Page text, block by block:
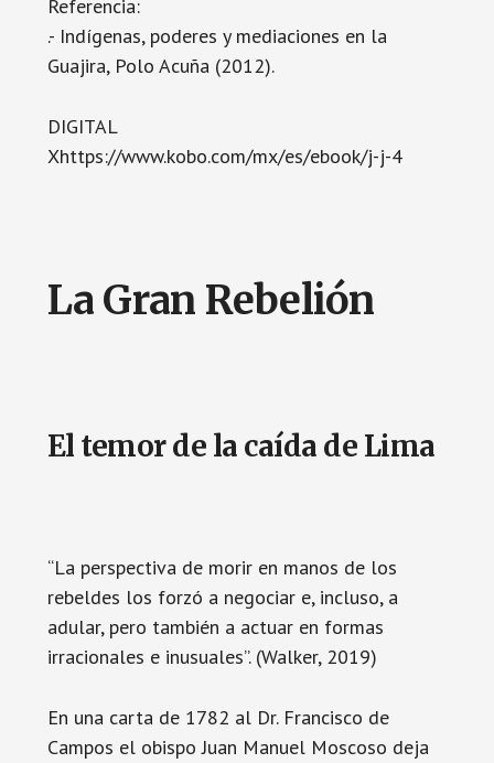
Referencia:
.- Indígenas, poderes y mediaciones en la
Guajira, Polo Acuña (2012).
DIGITAL
Xhttps://www.kobo.com/mx/es/ebook/j-j-4
La Gran Rebelión
El temor de la caída de Lima
“La perspectiva de morir en manos de los
rebeldes los forzó a negociar e, incluso, a
adular, pero también a actuar en formas
irracionales e inusuales”. (Walker, 2019)
En una carta de 1782 al Dr. Francisco de
Campos el obispo Juan Manuel Moscoso deja